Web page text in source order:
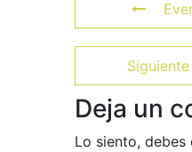
Deja un
Lo siento, debes